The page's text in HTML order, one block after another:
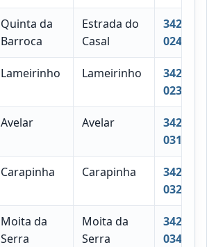
Quinta da
Barroca
Estrada do
Casal
3420-
024
Lameirinho Lameirinho
3420-
023
Avelar Avelar
3420-
031
Carapinha Carapinha
3420-
032
Moita da
Serra
Moita da
Serra
3420-
034